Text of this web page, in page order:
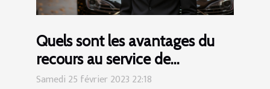
Quels sont les avantages du
recours au service de
voiturier ?
Samedi 25 février 2023 22:18